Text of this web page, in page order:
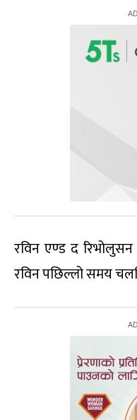
रविन एण्ड द
रविन पछिल्लो समय